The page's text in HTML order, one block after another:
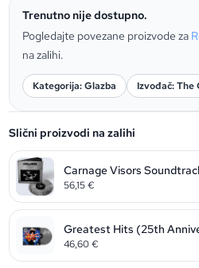
Trenutno nije dostupno.
Pogledajte povezane proizvode za
na zalihi.
Kategorija: Glazba Izvođač: The
Slični proizvodi na zalihi
56,15€
46,60€